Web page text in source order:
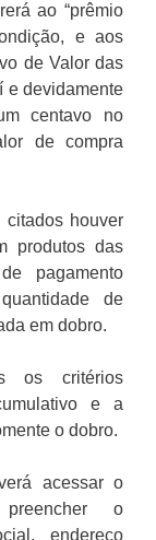
ao “prêmio
e aos
de Valor das
e devidamente
centavo no
de compra
houver
produtos das
pagamento
de
em dobro.
os critérios
e a
o dobro.
acessar o
preencher o
endereço